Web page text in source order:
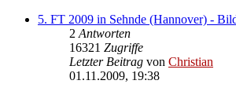
5. FT 2009 in Sehnde (Hannover) -
2 Antworten
16321 Zugriffe
Letzter Beitrag von Christian
01.11.2009, 19:38